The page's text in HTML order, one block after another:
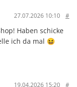
27.07.2026 10:10 #
Haben schicke
ich da mal 😆
19.04.2026 15:20 #